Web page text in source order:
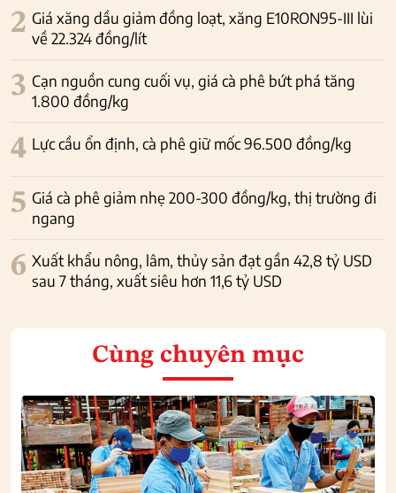
2 Giá xăng dầu giảm đồng loạt, xăng E10RON95-III lùi
về 22.324 đồng/lít
3 Cạn nguồn cung cuối vụ, giá cà phê bứt phá tăng
1.800 đồng/kg
4 Lực cầu ổn định, cà phê giữ mốc 96.500 đồng/kg
5 Giá cà phê giảm nhẹ 200-300 đồng/kg, thị trường đi
ngang
6 Xuất khẩu nông, lâm, thủy sản đạt gần 42,8 tỷ USD
sau 7 tháng, xuất siêu hơn 11,6 tỷ USD
Cùng chuyên mục